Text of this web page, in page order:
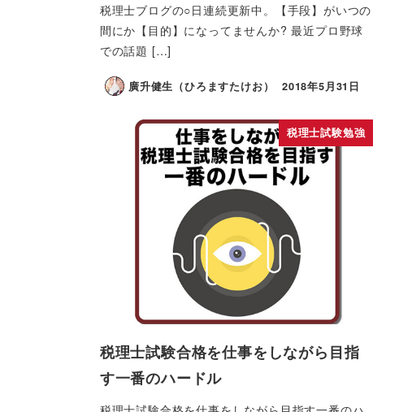
税理士ブログの○日連続更新中。【手段】がいつの
間にか【目的】になってませんか? 最近プロ野球
での話題 […]
廣升健生（ひろますたけお） 2018年5月31日
税理士試験勉強
税理士試験合格を仕事をしながら目指
す一番のハードル